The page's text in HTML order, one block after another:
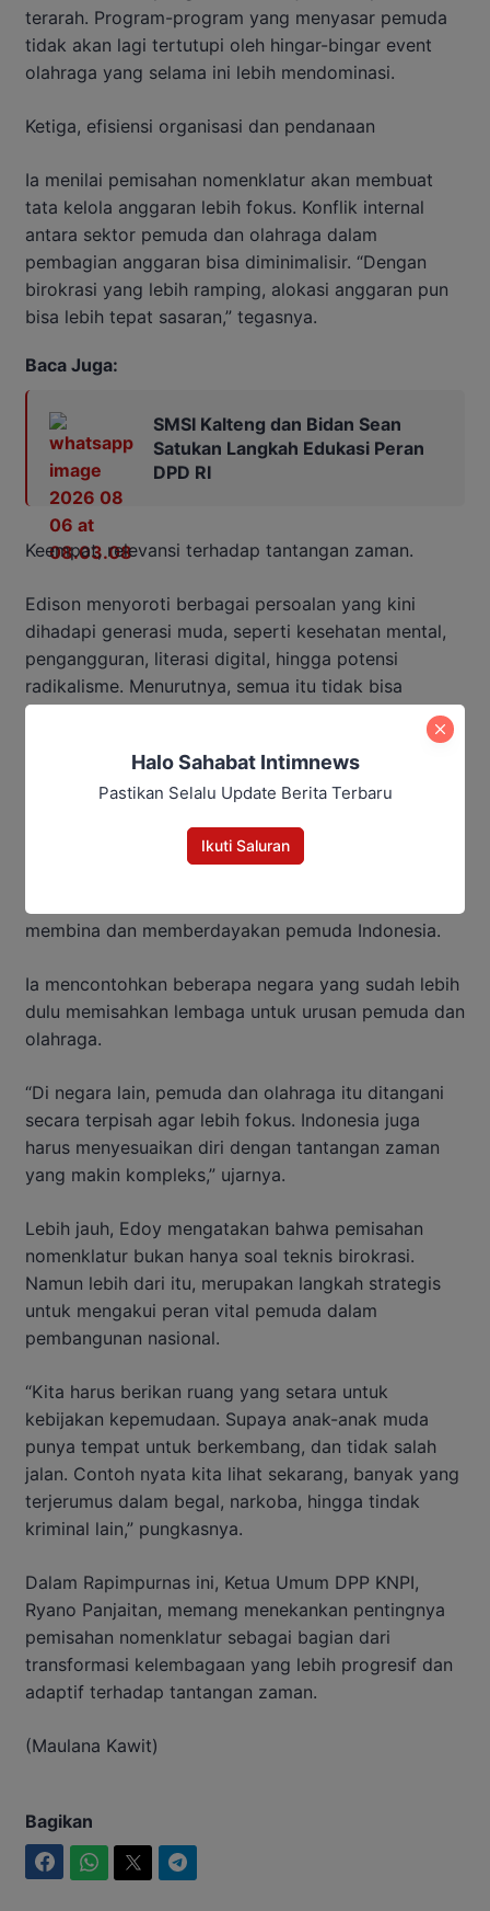
terarah. Program-program yang menyasar pemuda
tidak akan lagi tertutupi oleh hingar-bingar event
olahraga yang selama ini lebih mendominasi.
Ketiga, efisiensi organisasi dan pendanaan
Ia menilai pemisahan nomenklatur akan membuat
tata kelola anggaran lebih fokus. Konflik internal
antara sektor pemuda dan olahraga dalam
pembagian anggaran bisa diminimalisir. “Dengan
birokrasi yang lebih ramping, alokasi anggaran pun
bisa lebih tepat sasaran,” tegasnya.
Baca Juga:
SMSI Kalteng dan Bidan Sean
Satukan Langkah Edukasi Peran
DPD RI
Keempat, relevansi terhadap tantangan zaman.
Edison menyoroti berbagai persoalan yang kini
dihadapi generasi muda, seperti kesehatan mental,
pengangguran, literasi digital, hingga potensi
radikalisme. Menurutnya, semua itu tidak bisa
ditangani hanya melalui pendekatan olahraga.
“Dibutuhkan kebijakan yang benar-benar menyentuh
akar persoalan pemuda,” ujarnya.
Ia pun menegaskan bahwa pemisahan nomenklatur
membina dan memberdayakan pemuda Indonesia.
Ia mencontohkan beberapa negara yang sudah lebih
dulu memisahkan lembaga untuk urusan pemuda dan
olahraga.
“Di negara lain, pemuda dan olahraga itu ditangani
secara terpisah agar lebih fokus. Indonesia juga
harus menyesuaikan diri dengan tantangan zaman
yang makin kompleks,” ujarnya.
Lebih jauh, Edoy mengatakan bahwa pemisahan
nomenklatur bukan hanya soal teknis birokrasi.
Namun lebih dari itu, merupakan langkah strategis
untuk mengakui peran vital pemuda dalam
pembangunan nasional.
“Kita harus berikan ruang yang setara untuk
kebijakan kepemudaan. Supaya anak-anak muda
punya tempat untuk berkembang, dan tidak salah
jalan. Contoh nyata kita lihat sekarang, banyak yang
terjerumus dalam begal, narkoba, hingga tindak
kriminal lain,” pungkasnya.
Dalam Rapimpurnas ini, Ketua Umum DPP KNPI,
Ryano Panjaitan, memang menekankan pentingnya
pemisahan nomenklatur sebagai bagian dari
transformasi kelembagaan yang lebih progresif dan
adaptif terhadap tantangan zaman.
(Maulana Kawit)
Bagikan
Halo Sahabat Intimnews
Pastikan Selalu Update Berita Terbaru
Ikuti Saluran